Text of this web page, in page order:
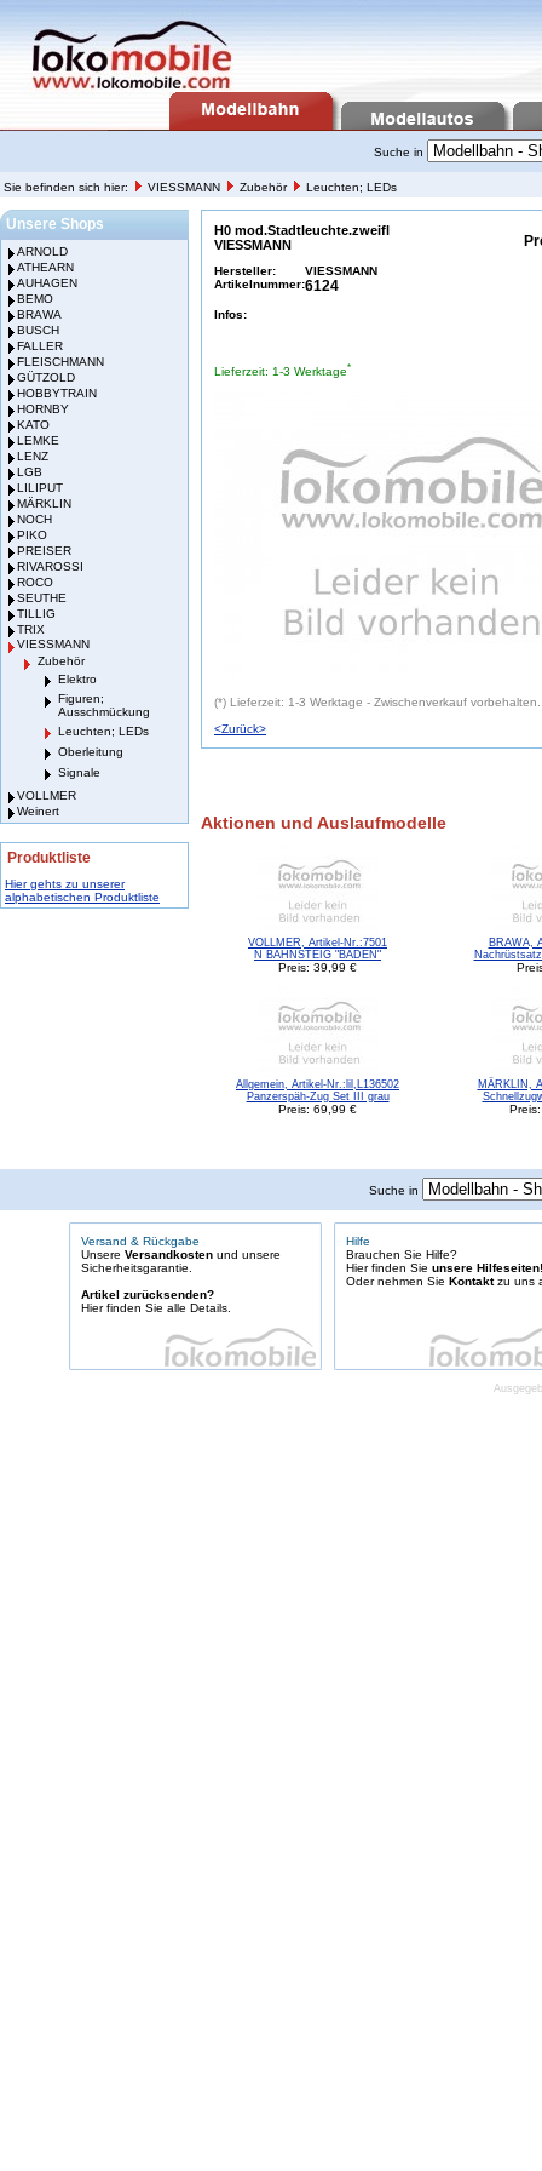
Suche in
Sie befinden sich hier: VIESSMANN Zubehör Leuchten; LEDs
Unsere Shops
ARNOLD
ATHEARN
AUHAGEN
BEMO
BRAWA
BUSCH
FALLER
FLEISCHMANN
GÜTZOLD
HOBBYTRAIN
HORNBY
KATO
LEMKE
LENZ
LGB
LILIPUT
MÄRKLIN
NOCH
PIKO
PREISER
RIVAROSSI
ROCO
SEUTHE
TILLIG
TRIX
VIESSMANN
Zubehör
Elektro
Figuren;
Ausschmückung
Leuchten; LEDs
Oberleitung
Signale
VOLLMER
Weinert
Produktliste
Hier gehts zu unserer
alphabetischen Produktliste
H0 mod.Stadtleuchte.zweifl
VIESSMANN
Hersteller:
VIESSMANN
Artikelnummer:6124
Infos:
Lieferzeit: 1-3 Werktage*
(*) Lieferzeit: 1-3 Werktage - Zwischenverkauf vorbehalten.
<Zurück>
Aktionen und Auslaufmodelle
VOLLMER, Artikel-Nr.:7501
N BAHNSTEIG "BADEN"
Preis: 39,99 €
BRAWA,
Allgemein, Artikel-Nr.:lil,L136502
Panzerspäh-Zug Set III grau
Preis: 69,99 €
MÄRKLIN,
Suche in
Versand & Rückgabe
Unsere Versandkosten und unsere
Sicherheitsgarantie.
Artikel zurücksenden?
Hier finden Sie alle Details.
Hilfe
Brauchen Sie Hilfe?
Hier finden Sie unsere Hilfeseiten!
Oder nehmen Sie Kontaktzu uns